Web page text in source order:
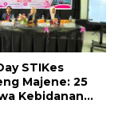
STIKes
Majene: 25
Kebidanan